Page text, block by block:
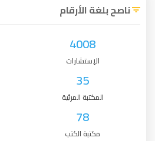
ناصح بلغة الأرقام
4008
الإستشارات
35
المكتبة المرئية
78
مكتبة الكتب